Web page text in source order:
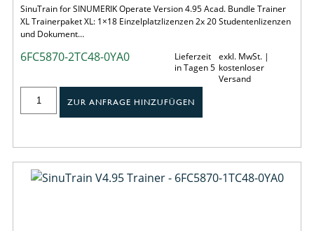
SinuTrain for SINUMERIK Operate Version 4.95 Acad. Bundle Trainer
XL Trainerpaket XL: 1×18 Einzelplatzlizenzen 2x 20 Studentenlizenzen
und Dokument…
6FC5870-2TC48-0YA0
Lieferzeit
in Tagen 5
exkl. MwSt. |
kostenloser
Versand
ZUR ANFRAGE HINZUFÜGEN